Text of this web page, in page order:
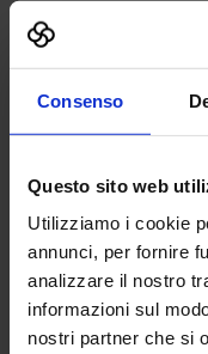
Consenso
Questo sito web
Utilizziamo i cookie
annunci, per fornire
analizzare il nostro
informazioni sul
nostri partner che si